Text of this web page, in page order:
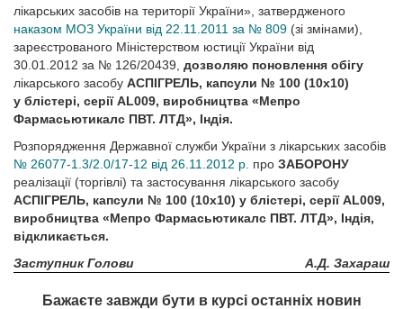
лікарських засобів на території України», затвердженого
наказом МОЗ України від 22.11.2011 за № 809 (зі змінами),
зареєстрованого Міністерством юстиції України від
30.01.2012 за № 126/20439, дозволяю поновлення обігу
лікарського засобу АСПІГРЕЛЬ, капсули № 100 (10х10)
у блістері, серії AL009, виробництва «Мепро
Фармасьютикалс ПВТ. ЛТД», Індія.
Розпорядження Державної служби України з лікарських засобів
№ 26077-1.3/2.0/17-12 від 26.11.2012 р. про ЗАБОРОНУ
реалізації (торгівлі) та застосування лікарського засобу
АСПІГРЕЛЬ, капсули № 100 (10х10) у блістері, серії AL009,
виробництва «Мепро Фармасьютикалс ПВТ. ЛТД», Індія,
відкликається.
Заступник Голови
А.Д. Захараш
Бажаєте завжди бути в курсі останніх новин